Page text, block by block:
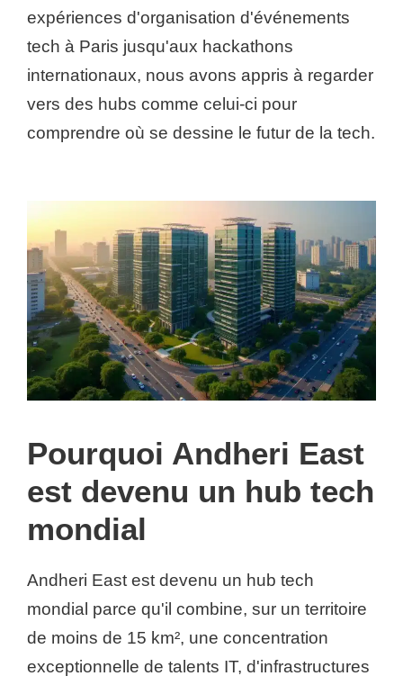
expériences d'organisation d'événements
tech à Paris jusqu'aux hackathons
internationaux, nous avons appris à regarder
vers des hubs comme celui-ci pour
comprendre où se dessine le futur de la tech.
Pourquoi Andheri East
est devenu un hub tech
mondial
Andheri East est devenu un hub tech
mondial parce qu'il combine, sur un territoire
de moins de 15 km², une concentration
exceptionnelle de talents IT, d'infrastructures